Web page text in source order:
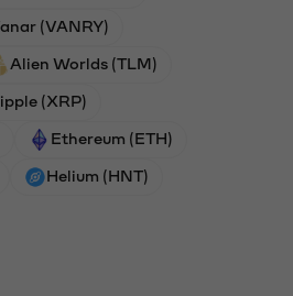
(VANRY)
Alien Worlds (TLM)
(XRP)
Ethereum (ETH)
Helium (HNT)